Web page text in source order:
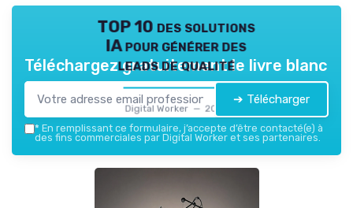
TOP 10 des solutions
IA pour générer des
leads de qualité
Digital Worker — 2026
Téléchargez gratuitement le livre blanc
➔ Télécharger
* En remplissant ce formulaire, j’accepte d’être contacté(e) à
des fins commerciales par Digital Worker et ses partenaires.